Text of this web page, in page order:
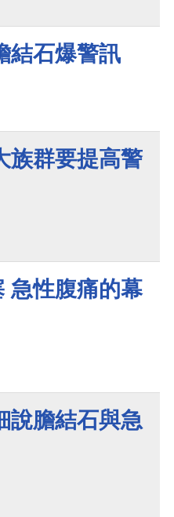
結石爆警訊
族群要提高警
急性腹痛的幕
說膽結石與急